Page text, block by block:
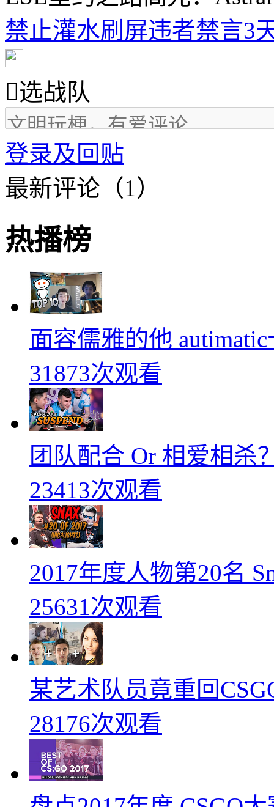
禁止灌水刷屏违者禁言3
选战队
登录及回贴
最新评论（1）
热播榜
面容儒雅的他
31873次观看
团队配合 Or 相爱相杀
23413次观看
2017年度人物第20名
25631次观看
某艺术队员竟重回
28176次观看